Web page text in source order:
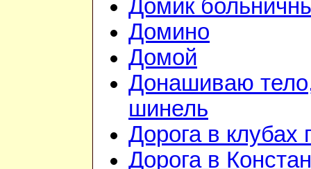
Домик
Домино
Домой
Донашиваю
шинель
Дорога в клубах
Дорога в